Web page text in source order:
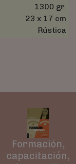
1300 gr.
23 x 17 cm
Rústica
Formación,
capacitación,